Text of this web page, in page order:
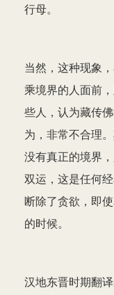
行母。
当然，这种现象
乘境界的人面前
些人，认为藏传
为，非常不合理
没有真正的境界
双运，这是任何
断除了贪欲，即
的时候。
汉地东晋时期翻